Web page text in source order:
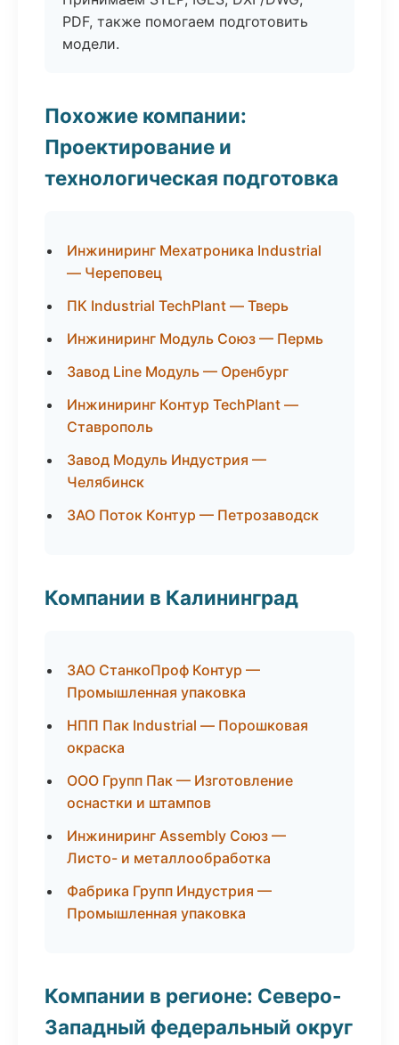
PDF, также помогаем подготовить
модели.
Похожие компании:
Проектирование и
технологическая подготовка
Инжиниринг Мехатроника Industrial
— Череповец
ПК Industrial TechPlant — Тверь
Инжиниринг Модуль Союз — Пермь
Завод Line Модуль — Оренбург
Инжиниринг Контур TechPlant —
Ставрополь
Завод Модуль Индустрия —
Челябинск
ЗАО Поток Контур — Петрозаводск
Компании в Калининград
ЗАО СтанкоПроф Контур —
Промышленная упаковка
НПП Пак Industrial — Порошковая
окраска
ООО Групп Пак — Изготовление
оснастки и штампов
Инжиниринг Assembly Союз —
Листо- и металлообработка
Фабрика Групп Индустрия —
Промышленная упаковка
Компании в регионе: Северо-
Западный федеральный округ